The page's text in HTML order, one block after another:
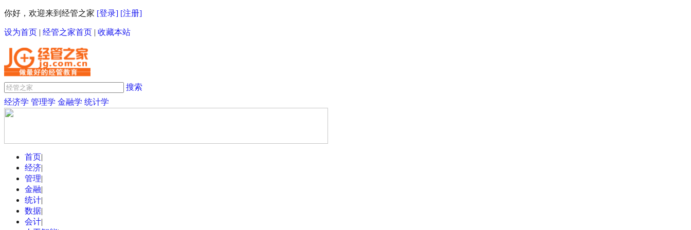
你好，欢迎来到经管之家 [登录] [注册]
设为首页 | 经管之家首页 | 收藏本站
搜索
经济学 管理学 金融学 统计学
首页|
经济|
管理|
金融|
统计|
数据|
会计|